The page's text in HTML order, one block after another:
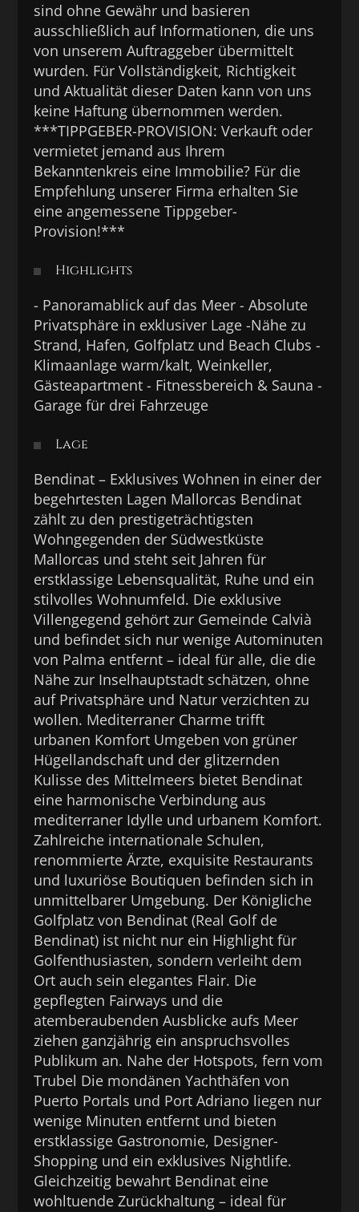
sind ohne Gewähr und basieren
ausschließlich auf Informationen, die uns
von unserem Auftraggeber übermittelt
wurden. Für Vollständigkeit, Richtigkeit
und Aktualität dieser Daten kann von uns
keine Haftung übernommen werden.
***TIPPGEBER-PROVISION: Verkauft oder
vermietet jemand aus Ihrem
Bekanntenkreis eine Immobilie? Für die
Empfehlung unserer Firma erhalten Sie
eine angemessene Tippgeber-
Provision!***
Highlights
- Panoramablick auf das Meer - Absolute
Privatsphäre in exklusiver Lage -Nähe zu
Strand, Hafen, Golfplatz und Beach Clubs -
Klimaanlage warm/kalt, Weinkeller,
Gästeapartment - Fitnessbereich & Sauna -
Garage für drei Fahrzeuge
Lage
Bendinat – Exklusives Wohnen in einer der
begehrtesten Lagen Mallorcas Bendinat
zählt zu den prestigeträchtigsten
Wohngegenden der Südwestküste
Mallorcas und steht seit Jahren für
erstklassige Lebensqualität, Ruhe und ein
stilvolles Wohnumfeld. Die exklusive
Villengegend gehört zur Gemeinde Calvià
und befindet sich nur wenige Autominuten
von Palma entfernt – ideal für alle, die die
Nähe zur Inselhauptstadt schätzen, ohne
auf Privatsphäre und Natur verzichten zu
wollen. Mediterraner Charme trifft
urbanen Komfort Umgeben von grüner
Hügellandschaft und der glitzernden
Kulisse des Mittelmeers bietet Bendinat
eine harmonische Verbindung aus
mediterraner Idylle und urbanem Komfort.
Zahlreiche internationale Schulen,
renommierte Ärzte, exquisite Restaurants
und luxuriöse Boutiquen befinden sich in
unmittelbarer Umgebung. Der Königliche
Golfplatz von Bendinat (Real Golf de
Bendinat) ist nicht nur ein Highlight für
Golfenthusiasten, sondern verleiht dem
Ort auch sein elegantes Flair. Die
gepflegten Fairways und die
atemberaubenden Ausblicke aufs Meer
ziehen ganzjährig ein anspruchsvolles
Publikum an. Nahe der Hotspots, fern vom
Trubel Die mondänen Yachthäfen von
Puerto Portals und Port Adriano liegen nur
wenige Minuten entfernt und bieten
erstklassige Gastronomie, Designer-
Shopping und ein exklusives Nightlife.
Gleichzeitig bewahrt Bendinat eine
wohltuende Zurückhaltung – ideal für